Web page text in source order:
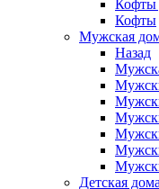
Кофты
Кофты
Мужская
Назад
Детская